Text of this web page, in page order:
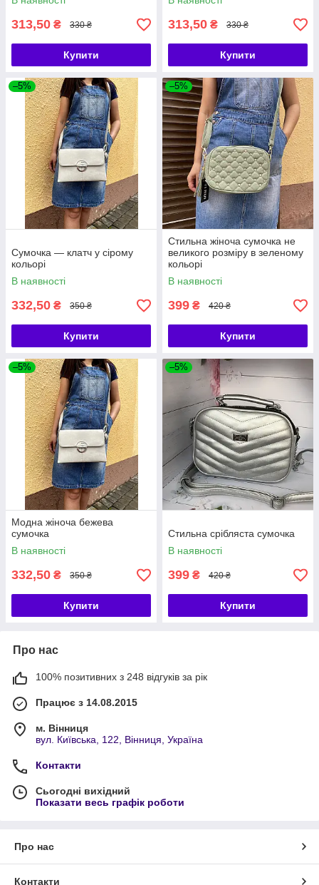
313,50 ₴ 330 ₴
Купити
313,50 ₴ 330 ₴
Купити
–5%
Сумочка — клатч у сірому
кольорі
В наявності
332,50 ₴ 350 ₴
Купити
–5%
Стильна жіноча сумочка не
великого розміру в зеленому
кольорі
В наявності
399 ₴ 420 ₴
Купити
–5%
Модна жіноча бежева
сумочка
В наявності
332,50 ₴ 350 ₴
Купити
–5%
Стильна срібляста сумочка
В наявності
399 ₴ 420 ₴
Купити
Про нас
100% позитивних з 248 відгуків за рік
Працює з 14.08.2015
м. Вінниця
вул. Київська, 122, Вінниця, Україна
Контакти
Сьогодні вихідний
Показати весь графік роботи
Про нас
Контакти